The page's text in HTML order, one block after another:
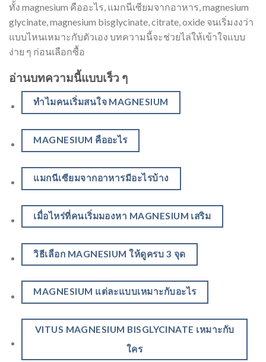
ทั้ง magnesium คืออะไร, แมกนีเซียมจากอาหาร, magnesium
glycinate, magnesium bisglycinate, citrate, oxide จนเริ่มงงว่า
แบบไหนเหมาะกับตัวเอง บทความนี้จะช่วยไล่ให้เข้าใจแบบ
ง่าย ๆ ก่อนเลือกซื้อ
อ่านบทความนี้แบบเร็ว ๆ
ทำไมคนเริ่มสนใจ MAGNESIUM
MAGNESIUM คืออะไร
แมกนีเซียมจากอาหารมีอะไรบ้าง
เมื่อไหร่ที่คนเริ่มมองหา MAGNESIUM เสริม
วิธีเลือก MAGNESIUM ให้ดูครบ 3 จุด
MAGNESIUM แต่ละแบบเหมาะกับอะไร
VITUS MAGNESIUM BISGLYCINATE เหมาะกับ
ใคร